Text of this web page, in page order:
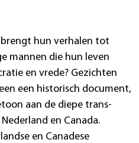
hun verhalen tot
mannen die hun leven
en vrede? Gezichten
een historisch document,
aan de diepe trans-
en Canada.
en Canadese